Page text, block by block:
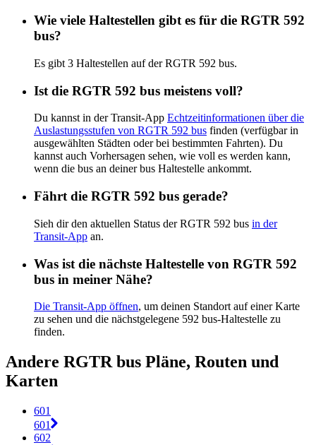
Wie viele Haltestellen gibt es für die RGTR 592
bus?
Es gibt 3 Haltestellen auf der RGTR 592 bus.
Ist die RGTR 592 bus meistens voll?
Du kannst in der Transit-App Echtzeitinformationen über die
Auslastungsstufen von RGTR 592 bus finden (verfügbar in
ausgewählten Städten oder bei bestimmten Fahrten). Du
kannst auch Vorhersagen sehen, wie voll es werden kann,
wenn die bus an deiner bus Haltestelle ankommt.
Fährt die RGTR 592 bus gerade?
Sieh dir den aktuellen Status der RGTR 592 bus in der
Transit-App an.
Was ist die nächste Haltestelle von RGTR 592
bus in meiner Nähe?
Die Transit-App öffnen, um deinen Standort auf einer Karte
zu sehen und die nächstgelegene 592 bus-Haltestelle zu
finden.
Andere RGTR bus Pläne, Routen und
Karten
601
601
602